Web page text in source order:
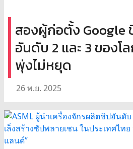
สองผู้ก่อตั้ง Google
อันดับ 2 และ 3 ของโ
พุ่งไม่หยุด
26 พ.ย. 2025